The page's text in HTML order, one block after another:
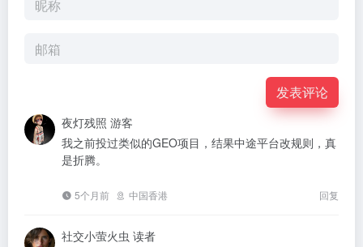
发表评论
夜灯残照 游客
我之前投过类似的GEO项目，结果中途平台改规则，真
是折腾。
5个月前 中国香港 回复
社交小萤火虫 读者